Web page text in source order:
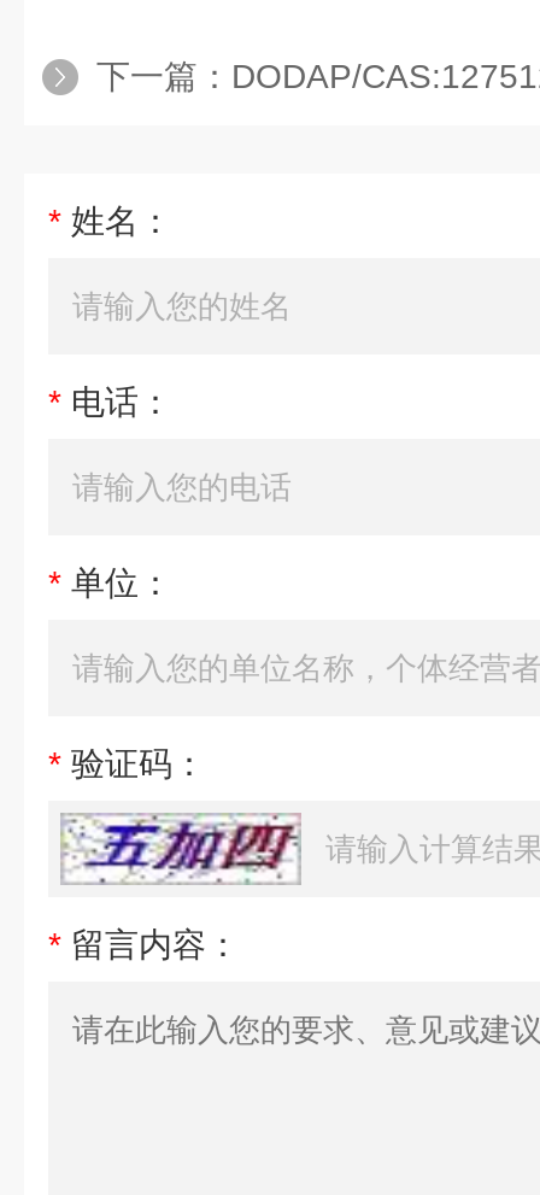
下一篇： DODAP/
* 姓名：
* 电话：
* 单位：
* 验证码：
* 留言内容：